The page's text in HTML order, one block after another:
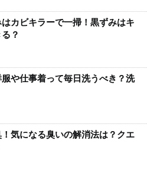
はカビキラーで一掃！黒ずみはキ
？
や仕事着って毎日洗うべき？洗
気になる臭いの解消法は？クエ